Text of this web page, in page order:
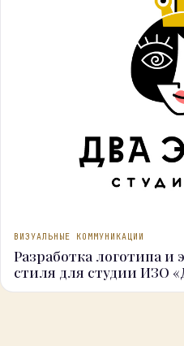
ВИЗУАЛЬНЫЕ КОММУНИКАЦИИ
Разработка логотипа
стиля для студии ИЗО